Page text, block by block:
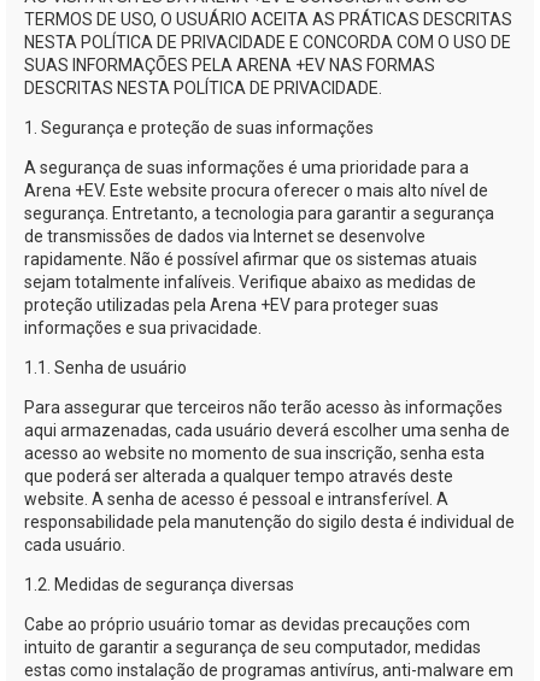
TERMOS DE USO, O USUÁRIO ACEITA AS PRÁTICAS DESCRITAS
NESTA POLÍTICA DE PRIVACIDADE E CONCORDA COM O USO DE
SUAS INFORMAÇÕES PELA ARENA +EVNAS FORMAS
DESCRITAS NESTA POLÍTICA DE PRIVACIDADE.
1. Segurança e proteção de suas informações
A segurança de suas informações é uma prioridade para a
Arena +EV. Este website procura oferecer o mais alto nível de
segurança. Entretanto, a tecnologia para garantir a segurança
de transmissões de dados via Internet se desenvolve
rapidamente. Não é possível afirmar que os sistemas atuais
sejam totalmente infalíveis. Verifique abaixo as medidas de
proteção utilizadas pela Arena +EVpara proteger suas
informações e sua privacidade.
1.1. Senha de usuário
Para assegurar que terceiros não terão acesso às informações
aqui armazenadas, cada usuário deverá escolher uma senha de
acesso ao website no momento de sua inscrição, senha esta
que poderá ser alterada a qualquer tempo através deste
website. A senha de acesso é pessoal e intransferível. A
responsabilidade pela manutenção do sigilo desta é individual de
cada usuário.
1.2. Medidas de segurança diversas
Cabe ao próprio usuário tomar as devidas precauções com
intuito de garantir a segurança de seu computador, medidas
estas como instalação de programas antivírus, anti-malware em